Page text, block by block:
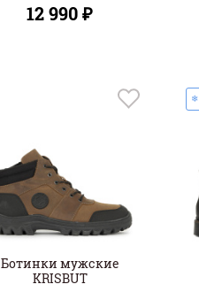
12 990 ₽
Ботинки мужские
KRISBUT
❄